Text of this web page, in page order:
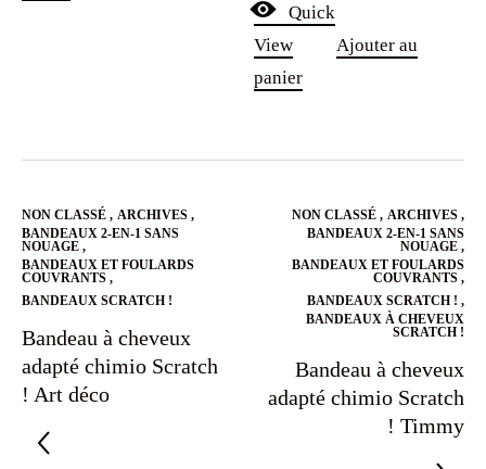
Quick
View
Ajouter au
panier
NON CLASSÉ , ARCHIVES ,
BANDEAUX 2-EN-1 SANS
NOUAGE ,
BANDEAUX ET FOULARDS
COUVRANTS ,
BANDEAUX SCRATCH !
Bandeau à cheveux
adapté chimio Scratch
! Art déco
NON CLASSÉ , ARCHIVES ,
BANDEAUX 2-EN-1 SANS
NOUAGE ,
BANDEAUX ET FOULARDS
COUVRANTS ,
BANDEAUX SCRATCH ! ,
BANDEAUX À CHEVEUX
SCRATCH !
Bandeau à cheveux
adapté chimio Scratch
! Timmy